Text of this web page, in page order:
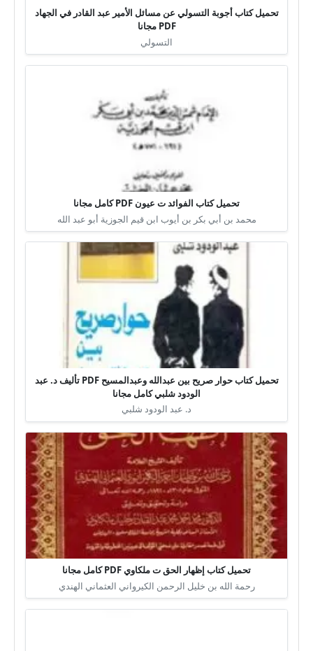
تحميل كتاب أجوبة التسولي عن مسائل الأمير عبد القادر في الجهاد
PDF مجانا
التسولي
تحميل كتاب الفوائد ت عيون PDF كامل مجانا
محمد بن أبي بكر بن أيوب ابن قيم الجوزية أبو عبد الله
تحميل كتاب حوار صريح بين عبدالله وعبدالمسيح PDF تأليف د. عبد
الودود شلبي كامل مجانا
د. عبد الودود شلبي
تحميل كتاب إظهار الحق ت ملكاوي PDF كامل مجانا
رحمة الله بن خليل الرحمن الكيرواني العثماني الهندي